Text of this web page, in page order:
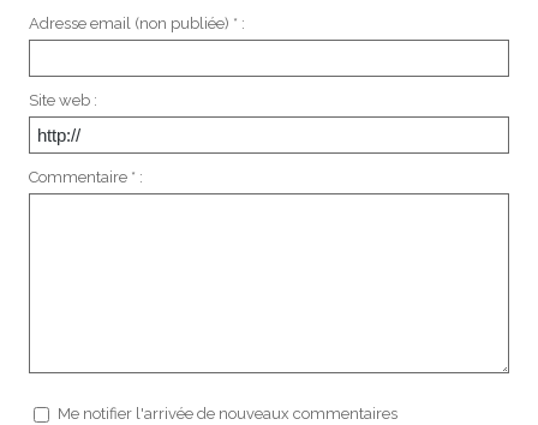
Adresse email (non publiée) * :
Site web :
Commentaire * :
Me notifier l'arrivée de nouveaux commentaires